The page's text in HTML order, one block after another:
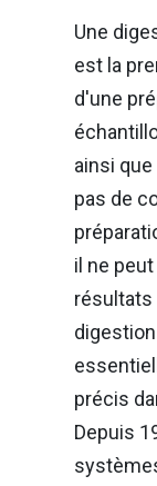
Une
est la
d'une
ainsi que
pas de
il ne
résultats
précis
Depuis